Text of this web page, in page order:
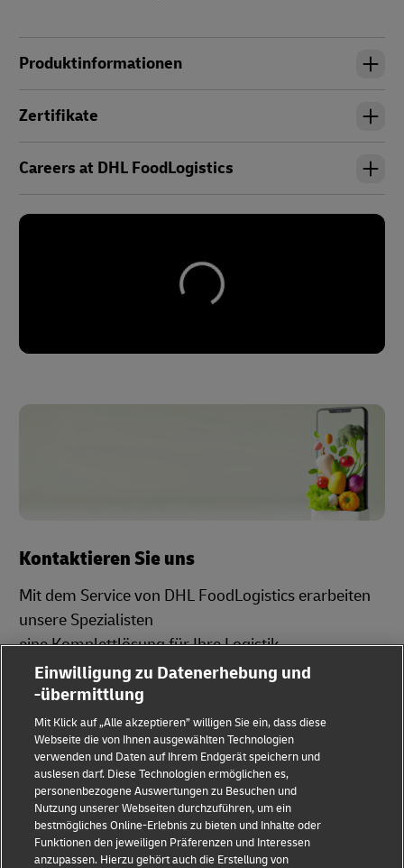
Produktinformationen
Zertifikate
Careers at DHL FoodLogistics
Kontaktieren Sie uns
Mit dem Service von DHL FoodLogistics erarbeiten
unsere Spezialisten
eine Komplettlösung für Ihre Logistik.
Kontaktieren Sie uns
Betrugserkennung Rechtliche Hinweise
Einwilligung zu Datenerhebung und
-übermittlung
Mit Klick auf „Alle akzeptieren” willigen Sie ein, dass diese
Webseite die von Ihnen ausgewählten Technologien
verwenden und Daten auf Ihrem Endgerät speichern und
auslesen darf. Diese Technologien ermöglichen es,
personenbezogene Auswertungen zu Besuchen und
Nutzung unserer Webseiten durchzuführen, um ein
bestmögliches Online-Erlebnis zu bieten und Inhalte oder
Funktionen den jeweiligen Präferenzen und Interessen
anzupassen. Hierzu gehört auch die Erstellung von